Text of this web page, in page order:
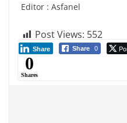
Editor : Asfanel
Post Views: 552
Share 0
Share
0
Shares